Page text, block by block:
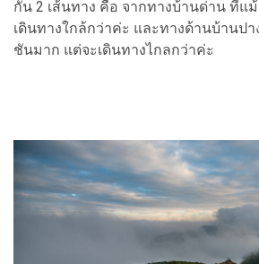
กัน 2 เส้นทาง คือ จากทางบ้านด่าน ที่แ
เดินทางใกล้กว่าค่ะ และทางด้านบ้านป
ชันมาก แต่จะเดินทางไกลกว่าค่ะ